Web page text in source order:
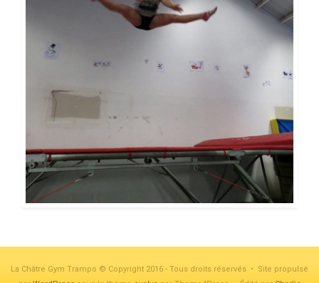
La Châtre Gym Trampo © Copyright 2016 - Tous droits réservés • Site propulsé